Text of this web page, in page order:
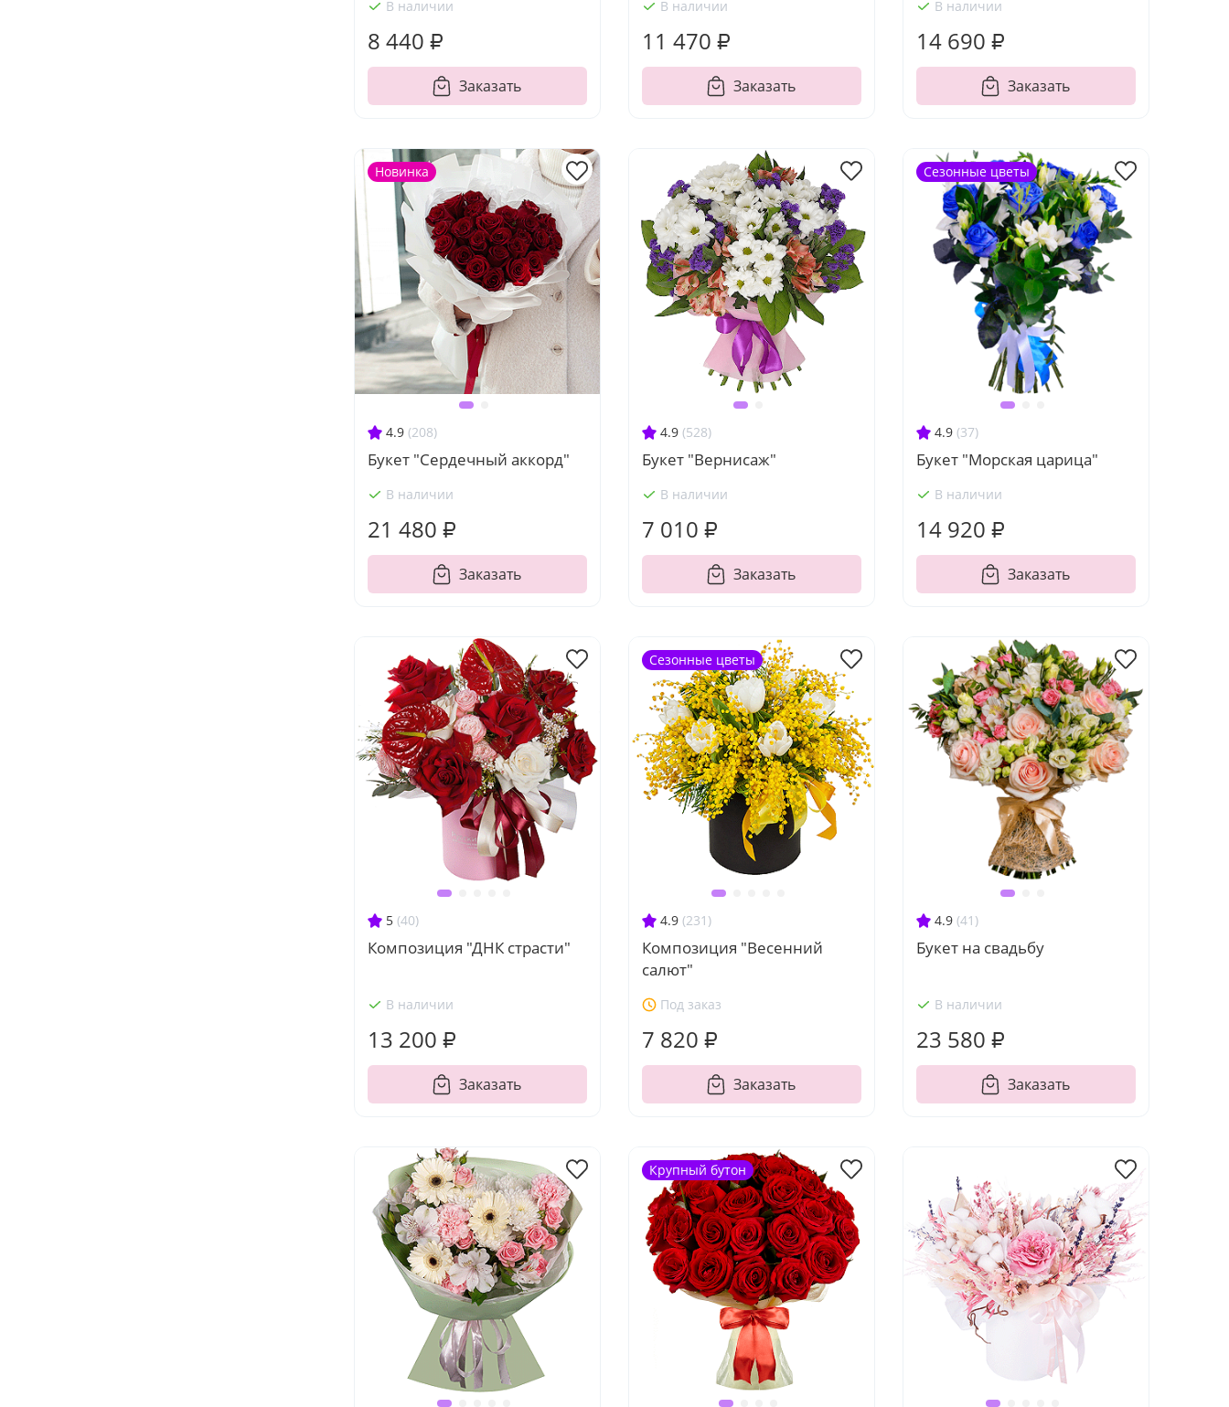
В наличии
8 440 ₽
Заказать
В наличии
11 470 ₽
Заказать
В наличии
14 690 ₽
Заказать
4.9 (208)
Букет "Сердечный аккорд"
В наличии
21 480 ₽
Заказать
Новинка
4.9 (528)
Букет "Вернисаж"
В наличии
7 010 ₽
Заказать
4.9 (37)
Букет "Морская царица"
В наличии
14 920 ₽
Заказать
Сезонные цветы
5 (40)
Композиция "ДНК страсти"
В наличии
13 200 ₽
Заказать
4.9 (231)
Композиция "Весенний
салют"
Под заказ
7 820 ₽
Заказать
Сезонные цветы
4.9 (41)
Букет на свадьбу
В наличии
23 580 ₽
Заказать
Крупный бутон